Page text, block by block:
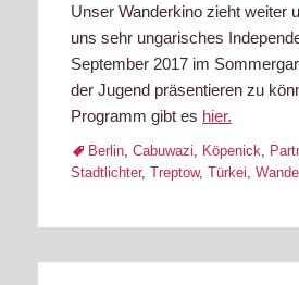
Unser Wanderkino zieht weiter
uns sehr ungarisches
September 2017 im
der Jugend präsentieren zu
Programm gibt es hier.
TagsBerlin Cabuwazi Köpenick
Stadtlichter, Treptow, Türkei